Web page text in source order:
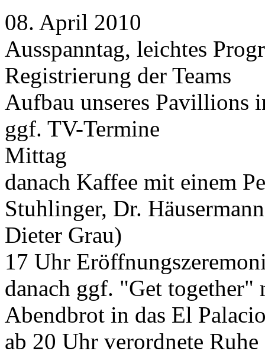
08. April 2010
Ausspanntag, leichtes
Registrierung der Teams
Aufbau unseres Pavillions
ggf. TV-Termine
Mittag
danach Kaffee mit einem
Stuhlinger, Dr.
Dieter Grau)
17 Uhr
danach ggf. "Get together"
Abendbrot in das El
ab 20 Uhr verordnete Ruhe